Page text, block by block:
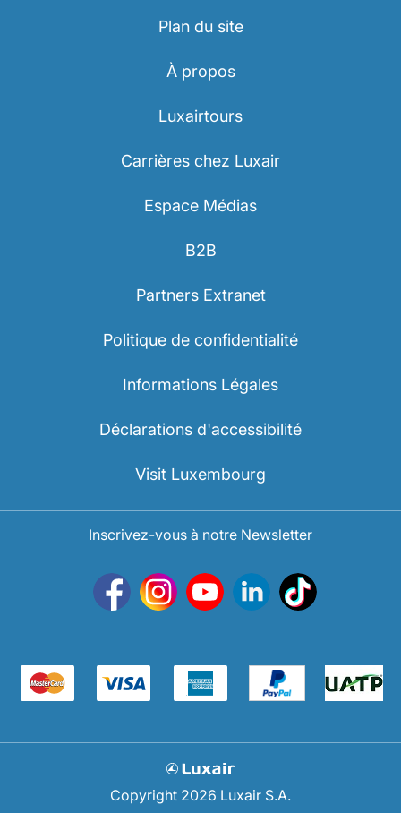
Plan du site
À propos
Luxairtours
Carrières chez Luxair
Espace Médias
B2B
Partners Extranet
Politique de confidentialité
Informations Légales
Déclarations d'accessibilité
Visit Luxembourg
Inscrivez-vous à notre Newsletter
Copyright 2026 Luxair S.A.